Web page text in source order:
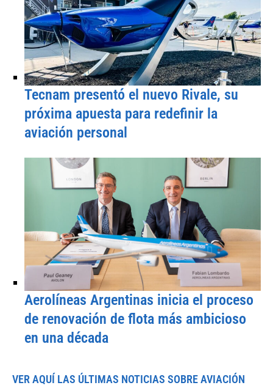
Tecnam presentó el nuevo Rivale, su
próxima apuesta para redefinir la
aviación personal
Aerolíneas Argentinas inicia el proceso
de renovación de flota más ambicioso
en una década
VER AQUÍ LAS ÚLTIMAS NOTICIAS SOBRE AVIACIÓN